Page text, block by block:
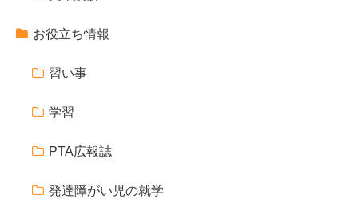
お役立ち情報
習い事
学習
PTA広報誌
発達障がい児の就学